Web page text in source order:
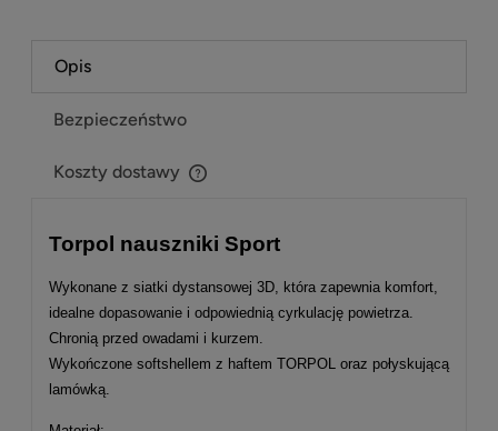
Opis
Bezpieczeństwo
Koszty dostawy
Torpol nauszniki Sport
Wykonane z siatki dystansowej 3D, która zapewnia komfort,
idealne dopasowanie i odpowiednią cyrkulację powietrza.
Chronią przed owadami i kurzem.
Wykończone softshellem z haftem TORPOL oraz połyskującą
lamówką.